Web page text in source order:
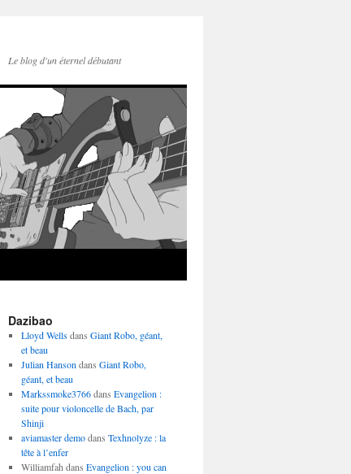
Le blog d'un éternel débutant
Dazibao
Lloyd Wellsdans Giant Robo, géant,
et beau
Julian Hanson dans Giant Robo,
géant, et beau
Markssmoke3766dans Evangelion :
suite pour violoncelle de Bach, par
Shinji
aviamaster demodans Texhnolyze : la
tête à l’enfer
Williamfah dans Evangelion : you can